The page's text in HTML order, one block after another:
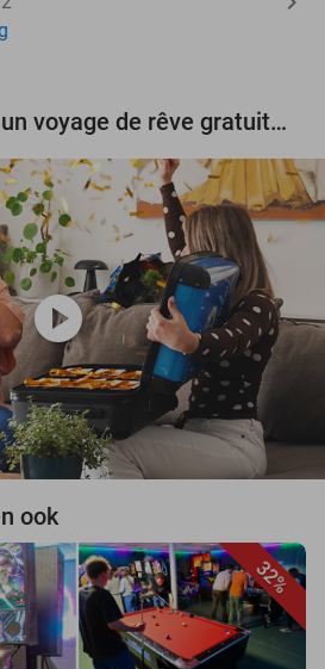
Tentez de gagner un voyage de rêve gratuit d'une valeur de 3.000 € !
play_circle
ook
32%